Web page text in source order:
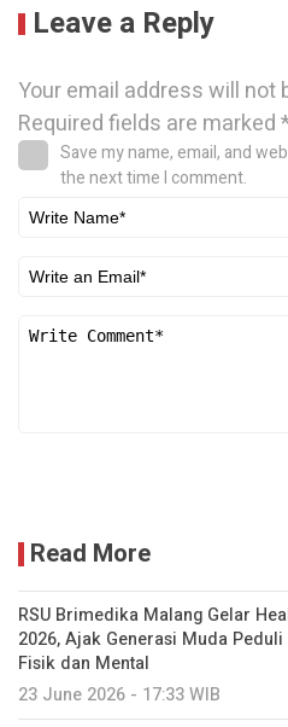
Leave a Reply
Your email address will not
Required fields are marked
Save my name, email, and
the next time I comment.
Read More
RSU Brimedika Malang Gelar
2026, Ajak Generasi Muda Peduli
Fisik dan Mental
23 June 2026 - 17:33 WIB